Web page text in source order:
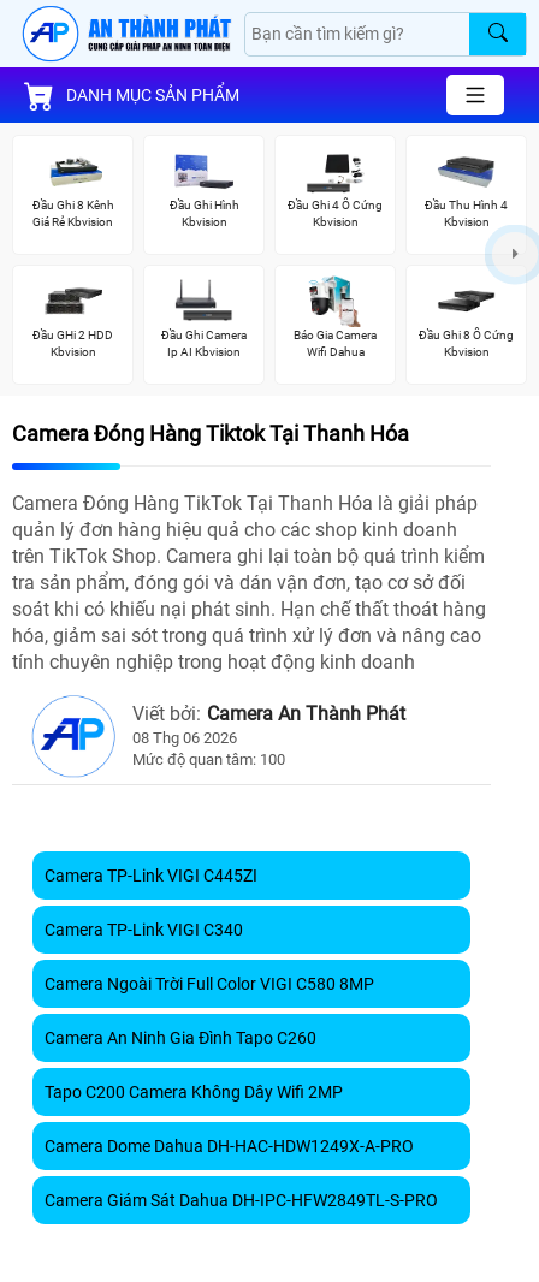
DANH MỤC SẢN PHẨM
Đầu Ghi 8 Kênh
Giá Rẻ Kbvision
Đầu Ghi Hình
Kbvision
Đầu Ghi 4 Ổ Cứng
Kbvision
Đầu Thu Hình 4
Kbvision
Đầu GHi 2 HDD
Kbvision
Đầu Ghi Camera
Ip AI Kbvision
Báo Gia Camera
Wifi Dahua
Đầu Ghi 8 Ổ Cứng
Kbvision
Camera Đóng Hàng Tiktok Tại Thanh Hóa
Camera Đóng Hàng TikTok Tại Thanh Hóa là giải pháp
quản lý đơn hàng hiệu quả cho các shop kinh doanh
trên TikTok Shop. Camera ghi lại toàn bộ quá trình kiểm
tra sản phẩm, đóng gói và dán vận đơn, tạo cơ sở đối
soát khi có khiếu nại phát sinh. Hạn chế thất thoát hàng
hóa, giảm sai sót trong quá trình xử lý đơn và nâng cao
tính chuyên nghiệp trong hoạt động kinh doanh
Viết bởi: Camera An Thành Phát
08 Thg 06 2026
Mức độ quan tâm: 100
Camera TP-Link VIGI C445ZI
Camera TP-Link VIGI C340
Camera Ngoài Trời Full Color VIGI C580 8MP
Camera An Ninh Gia Đình Tapo C260
Tapo C200 Camera Không Dây Wifi 2MP
Camera Dome Dahua DH-HAC-HDW1249X-A-PRO
Camera Giám Sát Dahua DH-IPC-HFW2849TL-S-PRO